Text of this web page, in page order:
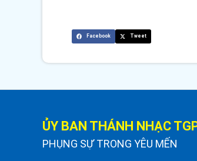
Facebook Tweet
ỦY BAN THÁNH NHẠC
PHỤNG SỰ TRONG YÊU MẾN